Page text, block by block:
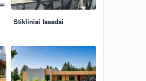
Stikliniai fasadai